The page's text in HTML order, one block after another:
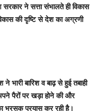
सरकार ने सत्ता संभालते ही विकास
की दृष्टि से देश का अग्रणी
भारी बारिश व बाढ़ से हुई तबाही
पैरों पर खड़ा होने की और
भरसक प्रयास कर रही है।